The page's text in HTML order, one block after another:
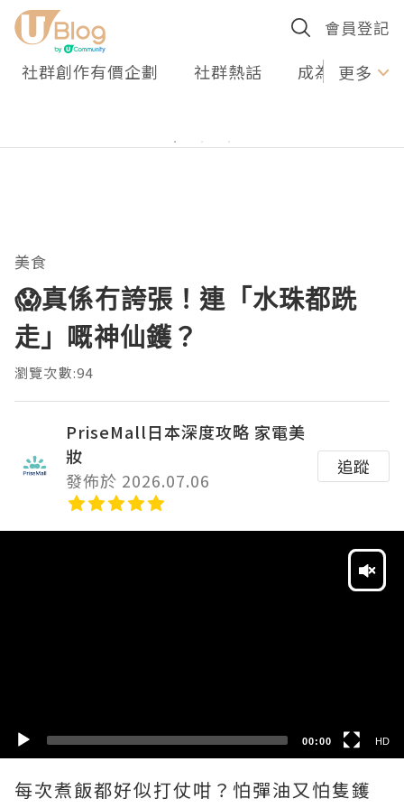
會員登記
社群創作有價企劃 社群熱話 成為U更多
美食
😱真係冇誇張！連「水珠都跣
走」嘅神仙鑊？
瀏覽次數:94
PriseMall日本深度攻略 家電美
妝
發佈於 2026.07.06
追蹤
00:00 HD
每次煮飯都好似打仗咁？怕彈油又怕隻鑊